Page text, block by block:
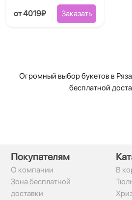
от 4019₽ Заказать
Огромный выбор букетов в
бесплатной
Покупателям
О компании
Зона бесплатной
доставки
В